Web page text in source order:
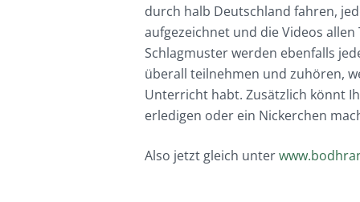
durch halb Deutschland fahren,
aufgezeichnet und die Videos
Schlagmuster werden ebenfalls
überall teilnehmen und zuhören,
Unterricht habt. Zusätzlich könnt
erledigen oder ein Nickerchen
Also jetzt gleich unter